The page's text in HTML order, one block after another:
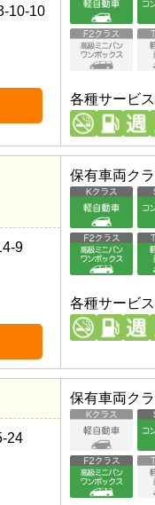
10-10
各種サービス
9
保有車両ク
各種サービス
24
保有車両ク